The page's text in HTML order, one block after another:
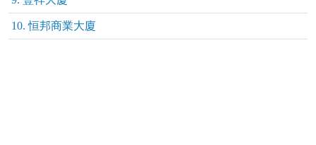
10. 恒邦商業大廈